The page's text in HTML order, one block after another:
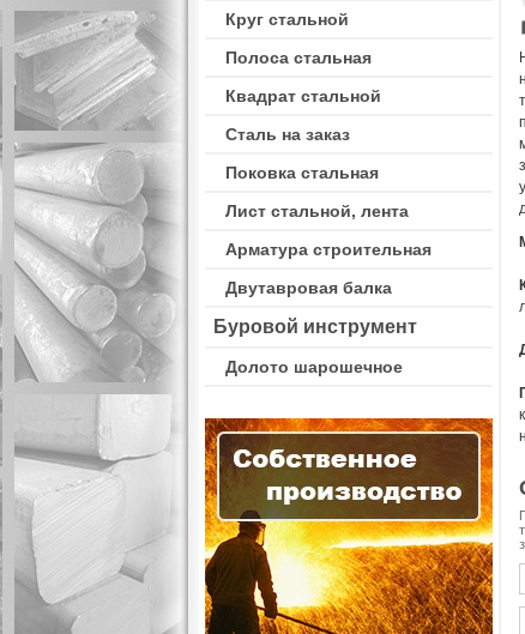
Круг стальной
Полоса стальная
Квадрат стальной
Сталь на заказ
Поковка стальная
Лист стальной, лента
Арматура строительная
Двутавровая балка
Буровой инструмент
Долото шарошечное